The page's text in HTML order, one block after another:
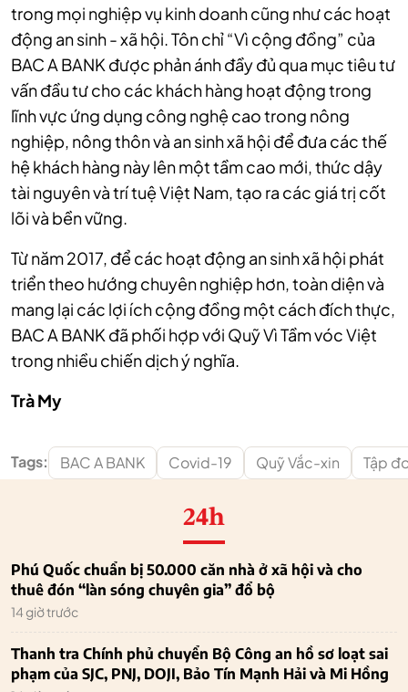
trong mọi nghiệp vụ kinh doanh cũng như các hoạt
động an sinh - xã hội. Tôn chỉ “Vì cộng đồng” của
BAC A BANK được phản ánh đầy đủ qua mục tiêu tư
vấn đầu tư cho các khách hàng hoạt động trong
lĩnh vực ứng dụng công nghệ cao trong nông
nghiệp, nông thôn và an sinh xã hội để đưa các thế
hệ khách hàng này lên một tầm cao mới, thức dậy
tài nguyên và trí tuệ Việt Nam, tạo ra các giá trị cốt
lõi và bền vững.
Từ năm 2017, để các hoạt động an sinh xã hội phát
triển theo hướng chuyên nghiệp hơn, toàn diện và
mang lại các lợi ích cộng đồng một cách đích thực,
BAC A BANK đã phối hợp với Quỹ Vì Tầm vóc Việt
trong nhiều chiến dịch ý nghĩa.
Trà My
Tags: BAC A BANK Covid-19 Quỹ Vắc-xin Tập
24h
Phú Quốc chuẩn bị 50.000 căn nhà ở xã hội và cho
thuê đón “làn sóng chuyên gia” đổ bộ
14 giờ trước
Thanh tra Chính phủ chuyển Bộ Công an hồ sơ loạt sai
phạm của SJC, PNJ, DOJI, Bảo Tín Mạnh Hải và Mi Hồng